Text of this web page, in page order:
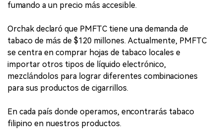
fumando a un precio más accesible.
Orchak declaró que PMFTC tiene una demanda de
tabaco de más de $120 millones. Actualmente, PMFTC
se centra en comprar hojas de tabaco locales e
importar otros tipos de líquido electrónico,
mezclándolos para lograr diferentes combinaciones
para sus productos de cigarrillos.
En cada país donde operamos, encontrarás tabaco
filipino en nuestros productos.